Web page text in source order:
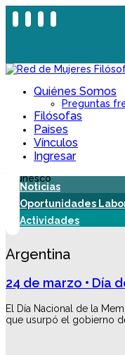
Quiénes Somos
Preguntas
Filósofas
Paises
Vínculos
Ingresar
Noticias
Oportunidades
Actividades
Argentina
24 de marzo • Día
El Día Nacional de la
que usurpó el gobierno